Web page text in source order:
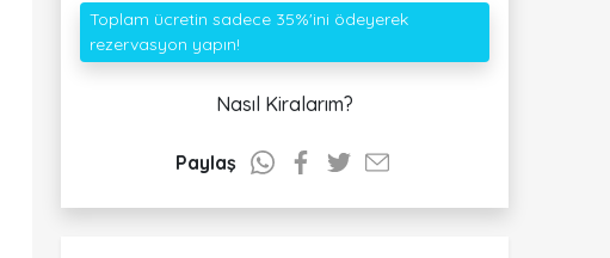
Toplam ücretin sadece 35%'ini ödeyerek
rezervasyon yapın!
Nasıl Kiralarım?
Paylaş